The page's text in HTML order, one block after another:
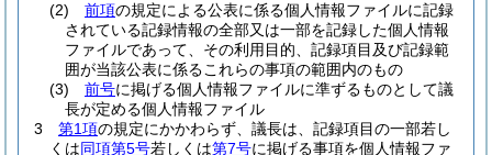
(2)
前項の規定による公表に係る個人情報ファイルに記録
されている記録情報の全部又は一部を記録した個人情報
ファイルであって、その利用目的、記録項目及び記録範
囲が当該公表に係るこれらの事項の範囲内のもの
(3)
前号に掲げる個人情報ファイルに準ずるものとして議
長が定める個人情報ファイル
3
第1項の規定にかかわらず、議長は、記録項目の一部若し
くは同項第5号若しくは第7号に掲げる事項を個人情報ファ